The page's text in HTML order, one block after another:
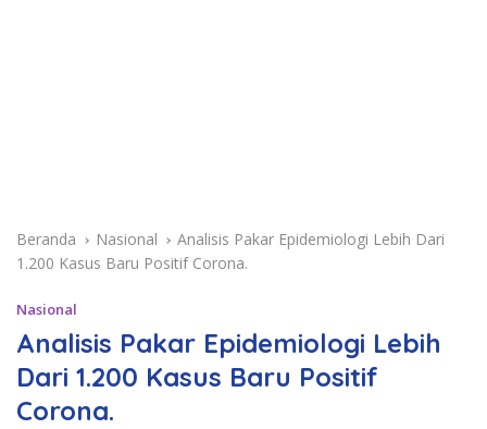
Beranda Nasional
Analisis Pakar Epidemiologi Lebih Dari
1.200 Kasus Baru Positif Corona.
Nasional
Analisis Pakar Epidemiologi Lebih
Dari 1.200 Kasus Baru Positif
Corona.